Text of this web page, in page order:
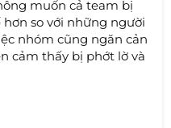
muốn cả team bị
so với những người
nhóm cũng ngăn cản
cảm thấy bị phớt lờ và